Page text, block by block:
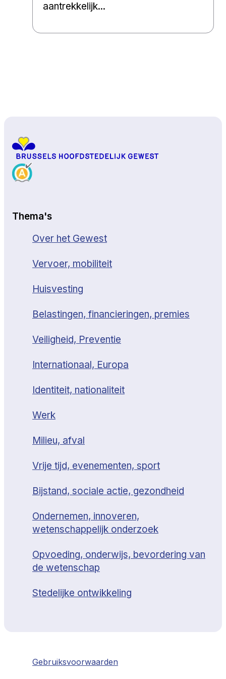
aantrekkelijk...
Thema's
Over het Gewest
Vervoer, mobiliteit
Huisvesting
Belastingen, financieringen, premies
Veiligheid, Preventie
Internationaal, Europa
Identiteit, nationaliteit
Werk
Milieu, afval
Vrije tijd, evenementen, sport
Bijstand, sociale actie, gezondheid
Ondernemen, innoveren,
wetenschappelijk onderzoek
Opvoeding, onderwijs, bevordering van
de wetenschap
Stedelijke ontwikkeling
Gebruiksvoorwaarden